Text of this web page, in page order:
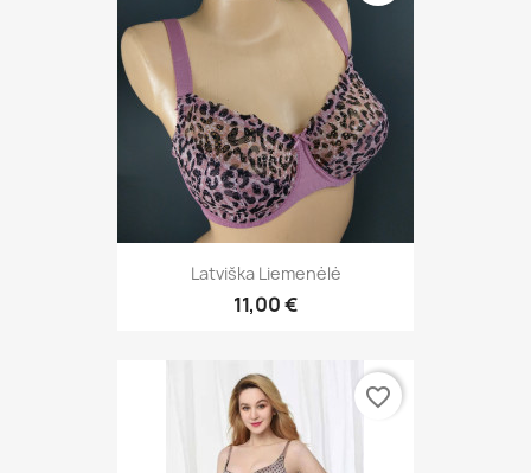
Latviška Liemenėlė
11,00 €
favorite_border